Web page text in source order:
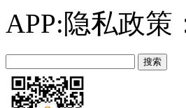
APP:隐私政策